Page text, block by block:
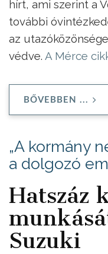
hírt, ami szerint a
további
az
védve. A Mérce
BŐVEBBEN ...
„A kormány
a dolgozó
Hatszáz
Suzuki